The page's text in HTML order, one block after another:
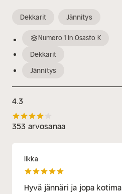
Dekkarit Jännitys
Numero 1 in Osasto K
Dekkarit
Jännitys
4.3
353 arvosanaa
Ilkka
Hyvä jännäri ja jopa